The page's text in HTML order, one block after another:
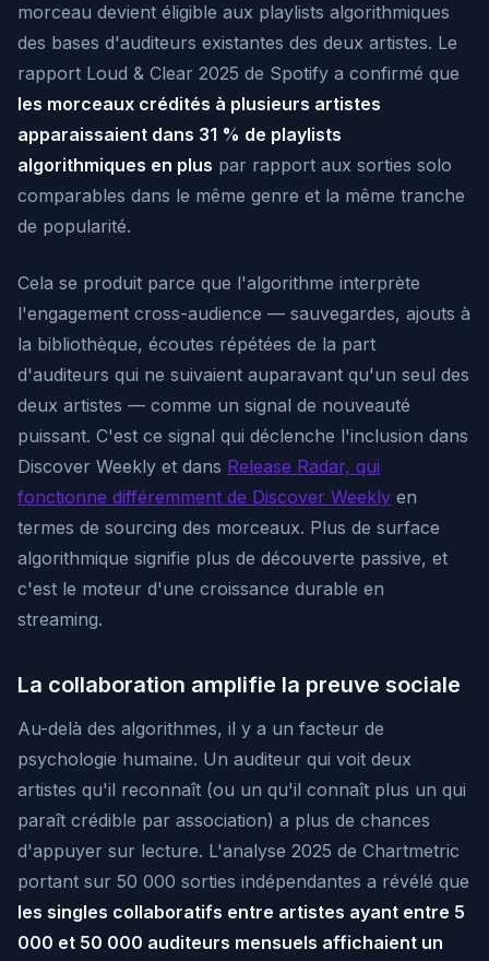
morceau devient éligible aux playlists algorithmiques
des bases d'auditeurs existantes des deux artistes. Le
rapport Loud & Clear 2025 de Spotify a confirmé que
les morceaux crédités à plusieurs artistes
apparaissaient dans 31 % de playlists
algorithmiques en plus par rapport aux sorties solo
comparables dans le même genre et la même tranche
de popularité.
Cela se produit parce que l'algorithme interprète
l'engagement cross-audience — sauvegardes, ajouts à
la bibliothèque, écoutes répétées de la part
d'auditeurs qui ne suivaient auparavant qu'un seul des
deux artistes — comme un signal de nouveauté
puissant. C'est ce signal qui déclenche l'inclusion dans
Discover Weekly et dans Release Radar, qui
fonctionne différemment de Discover Weekly en
termes de sourcing des morceaux. Plus de surface
algorithmique signifie plus de découverte passive, et
c'est le moteur d'une croissance durable en
streaming.
La collaboration amplifie la preuve sociale
Au-delà des algorithmes, il y a un facteur de
psychologie humaine. Un auditeur qui voit deux
artistes qu'il reconnaît (ou un qu'il connaît plus un qui
paraît crédible par association) a plus de chances
d'appuyer sur lecture. L'analyse 2025 de Chartmetric
portant sur 50 000 sorties indépendantes a révélé que
les singles collaboratifs entre artistes ayant entre 5
000 et 50 000 auditeurs mensuels affichaient un